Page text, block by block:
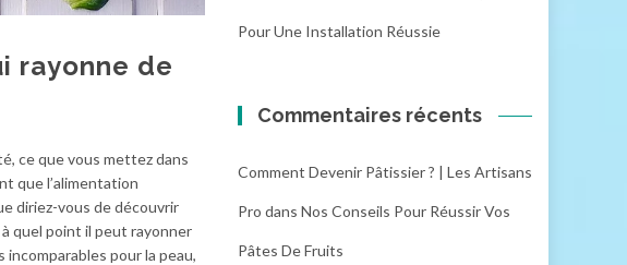
rayonne de
ce que vous mettez dans
que l’alimentation
diriez-vous de découvrir
quel point il peut rayonner
pour la peau,
Pour Une Installation Réussie
Commentaires récents
Comment Devenir Pâtissier ? | Les Artisans
Pro dans Nos Conseils Pour Réussir Vos
Pâtes De Fruits